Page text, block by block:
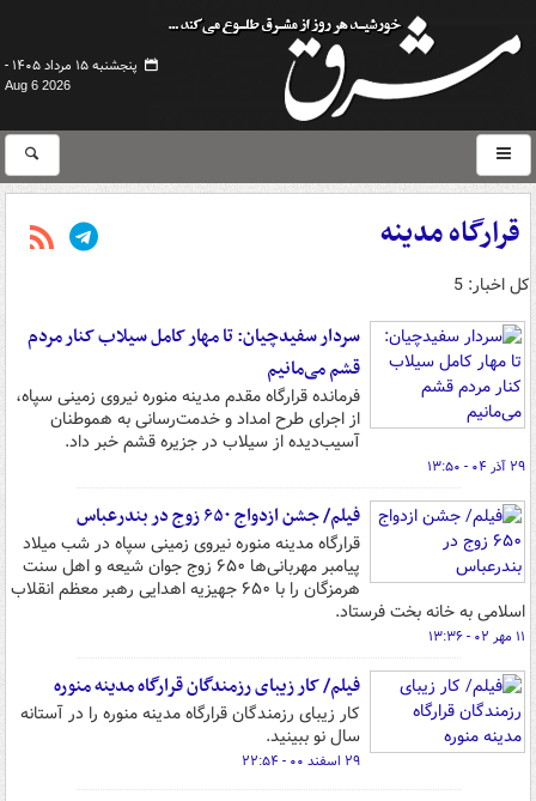
پنجشنبه ۱۵ مرداد ۱۴۰۵ -
Aug 6 2026
قرارگاه مدینه
کل اخبار: 5
سردار سفیدچیان: تا مهار کامل سیلاب کنار مردم
قشم می‌مانیم
فرمانده قرارگاه مقدم مدینه منوره نیروی زمینی سپاه،
از اجرای طرح امداد و خدمت‌رسانی به هموطنان
آسیب‌دیده از سیلاب در جزیره قشم خبر داد.
۲۹ آذر ۰۴ - ۱۳:۵۰
فیلم/ جشن ازدواج ۶۵۰ زوج در بندرعباس
قرارگاه مدینه منوره نیروی زمینی سپاه در شب میلاد
پیامبر مهربانی‌ها ۶۵۰ زوج جوان شیعه و اهل سنت
هرمزگان را با ۶۵۰ جهیزیه اهدایی رهبر معظم انقلاب
اسلامی به خانه بخت فرستاد.
۱۱ مهر ۰۲ - ۱۳:۳۶
فیلم/ کار زیبای رزمندگان قرارگاه مدینه منوره
کار زیبای رزمندگان قرارگاه مدینه منوره را در آستانه
سال نو ببینید.
۲۹ اسفند ۰۰ - ۲۲:۵۴